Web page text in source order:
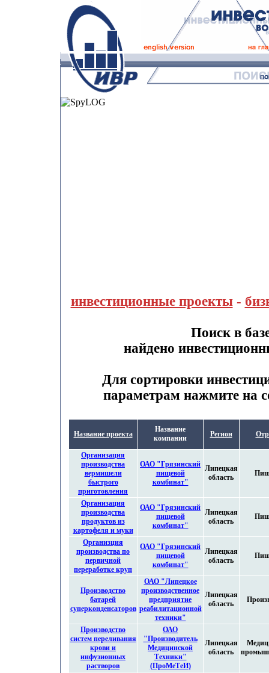
инвестиционные проекты-
Поиск в
найдено
Для сортировки
параметрам нажмите на
Название проекта
Название
компании
Регион
Организация
производства
вермишели
быстрого
приготовления
ОАО "Грязинский
пищевой
комбинат"
Липецкая
область
Организация
производства
продуктов из
картофеля и муки
ОАО "Грязинский
пищевой
комбинат"
Липецкая
область
Организция
производства по
первичной
переработке круп
ОАО "Грязинский
пищевой
комбинат"
Липецкая
область
Производство
батарей
суперконденсаторов
ОАО "Липецкое
производственное
предприятие
реабилитационной
техники"
Липецкая
область
Производство
систем переливания
крови и
инфузионных
растворов
ОАО
"Производитель
Медицинской
Техники"
(ПроМеТеИ)
Липецкая
область